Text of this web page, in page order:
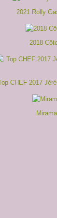
2021 Rolly
2018
CHEF 2017